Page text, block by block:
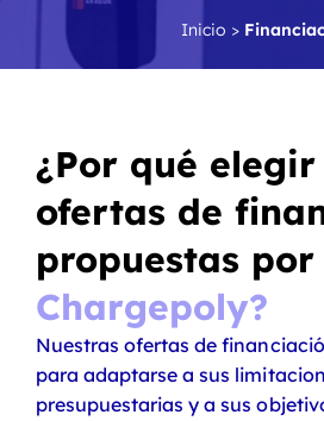
Inicio >
¿Por qué
ofertas de
propuestas por
Chargepoly?
Nuestras ofertas de
para adaptarse a sus
presupuestarias y a sus